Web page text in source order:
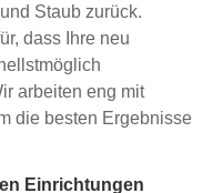
Staub zurück.
dass Ihre neu
arbeiten eng mit
die besten Ergebnisse
Einrichtungen